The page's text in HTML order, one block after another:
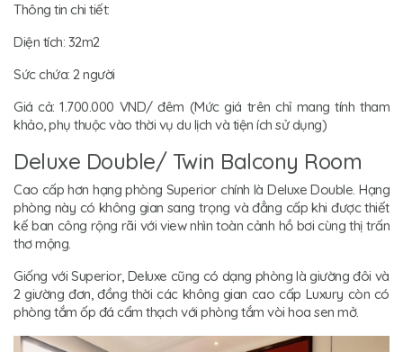
Thông tin chi tiết:
Diện tích: 32m2
Sức chứa: 2 người
Giá cả: 1.700.000 VND/ đêm (Mức giá trên chỉ mang tính tham
khảo, phụ thuộc vào thời vụ du lịch và tiện ích sử dụng)
Deluxe Double/ Twin Balcony Room
Cao cấp hơn hạng phòng Superior chính là Deluxe Double. Hạng
phòng này có không gian sang trọng và đẳng cấp khi được thiết
kế ban công rộng rãi với view nhìn toàn cảnh hồ bơi cùng thị trấn
thơ mộng.
Giống với Superior, Deluxe cũng có dạng phòng là giường đôi và
2 giường đơn, đồng thời các không gian cao cấp Luxury còn có
phòng tắm ốp đá cẩm thạch với phòng tắm vòi hoa sen mở.